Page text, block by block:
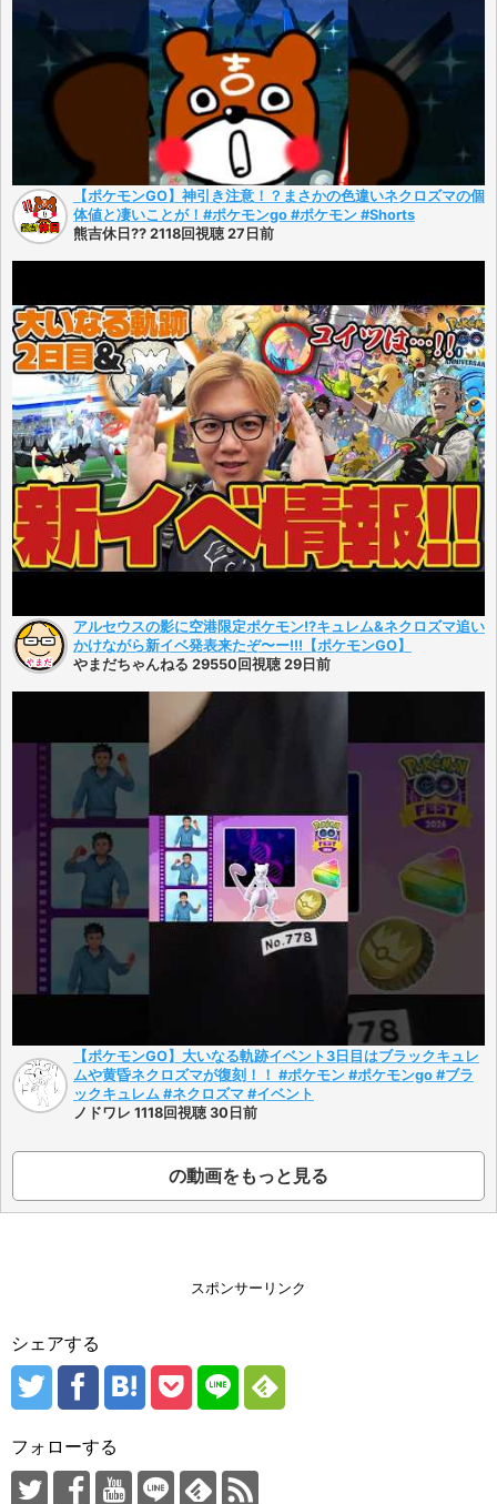
【ポケモンGO】神引き注意！？まさかの色違いネクロズマの個
体値と凄いことが！#ポケモンgo #ポケモン #Shorts
熊吉休日?? 2118回視聴 27日前
アルセウスの影に空港限定ポケモン!?キュレム&ネクロズマ追い
かけながら新イベ発表来たぞ〜ー!!!【ポケモンGO】
やまだちゃんねる 29550回視聴 29日前
【ポケモンGO】大いなる軌跡イベント3日目はブラックキュレ
ムや黄昏ネクロズマが復刻！！ #ポケモン #ポケモンgo #ブラ
ックキュレム #ネクロズマ #イベント
ノドワレ 1118回視聴 30日前
の動画をもっと見る
スポンサーリンク
シェアする
フォローする